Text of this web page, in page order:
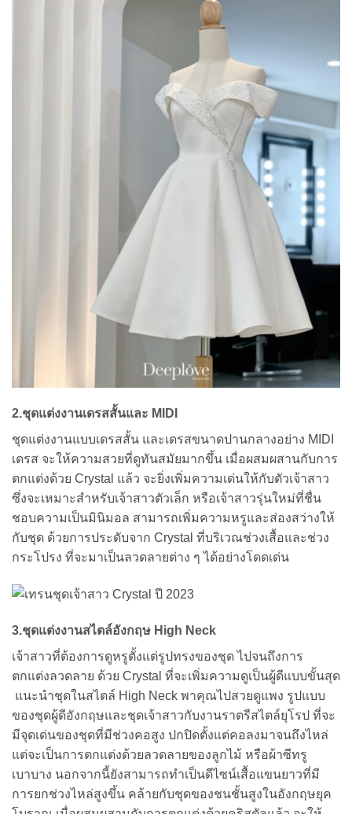
2.ชุดแต่งงานเดรสสั้นและ MIDI
ชุดแต่งงานแบบเดรสสั้น และเดรสขนาดปานกลางอย่าง MIDI
เดรส จะให้ความสวยที่ดูทันสมัยมากขึ้น เมื่อผสมผสานกับการ
ตกแต่งด้วย Crystal แล้ว จะยิ่งเพิ่มความเด่นให้กับตัวเจ้าสาว
ซึ่งจะเหมาะสำหรับเจ้าสาวตัวเล็ก หรือเจ้าสาวรุ่นใหม่ที่ชื่น
ชอบความเป็นมินิมอล สามารถเพิ่มความหรูและส่องสว่างให้
กับชุด ด้วยการประดับจาก Crystal ที่บริเวณช่วงเสื้อและช่วง
กระโปรง ที่จะมาเป็นลวดลายต่าง ๆ ได้อย่างโดดเด่น
3.ชุดแต่งงานสไตล์อังกฤษ High Neck
เจ้าสาวที่ต้องการดูหรูตั้งแต่รูปทรงของชุด ไปจนถึงการ
ตกแต่งลวดลาย ด้วย Crystal ที่จะเพิ่มความดูเป็นผู้ดีแบบขั้นสุด
แนะนำชุดในสไตล์ High Neck พาคุณไปสวยดูแพง รูปแบบ
ของชุดผู้ดีอังกฤษและชุดเจ้าสาวกับงานราตรีสไตล์ยุโรป ที่จะ
มีจุดเด่นของชุดที่มีช่วงคอสูง ปกปิดตั้งแต่คอลงมาจนถึงไหล่
แต่จะเป็นการตกแต่งด้วยลวดลายของลูกไม้ หรือผ้าซีทรู
เบาบาง นอกจากนี้ยังสามารถทำเป็นดีไซน์เสื้อแขนยาวที่มี
การยกช่วงไหล่สูงขึ้น คล้ายกับชุดของชนชั้นสูงในอังกฤษยุค